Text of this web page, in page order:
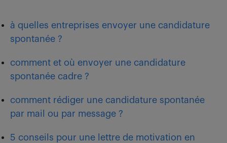
à quelles entreprises envoyer une candidature
spontanée ?
comment et où envoyer une candidature
spontanée cadre ?
comment rédiger une candidature spontanée
par mail ou par message ?
5 conseils pour une lettre de motivation en